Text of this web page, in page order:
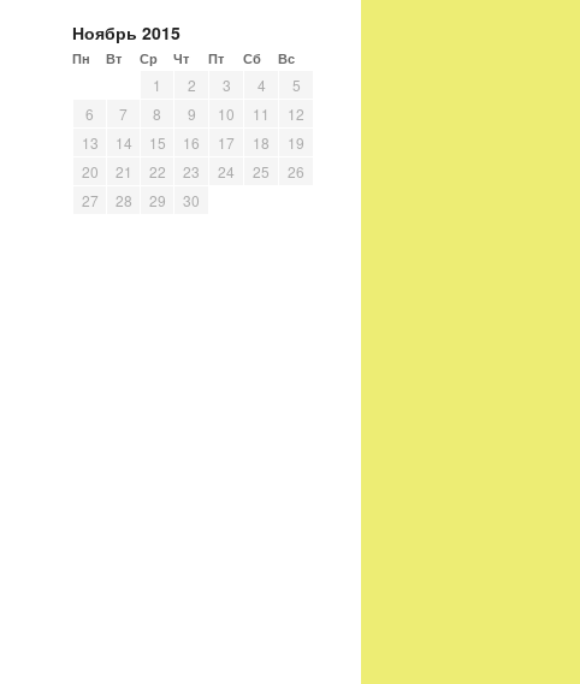
Ноябрь 2015
Пн Вт Ср Чт Пт Сб Вс
1 2 3 4
5
6
7 8 9 10 11
12
13
14 15 16 17 18
19
20
21 22 23 24 25
26
27
28 29 30